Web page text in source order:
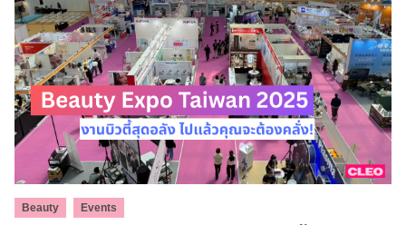
Beauty Events